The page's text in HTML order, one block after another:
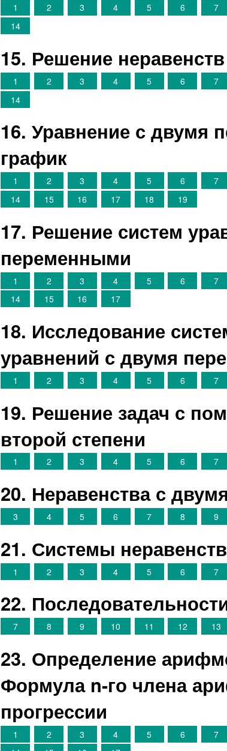
1 2 3 4 5 6 7
14
15. Решение
1 2 3 4 5 6 7
14
16. Уравнение с двумя
график
1 2 3 4 5 6 7
14
15 16 17 18 19
17. Решение систем
переменными
1 2 3 4 5 6 7
14
15 16 17
18. Исследование
уравнений с двумя
1 2 3 4 5 6 7
19. Решение задач с
второй степени
1 2 3 4 5 6 7
20. Неравенства с
3
4 5 6 7 8 9
21. Системы
1 2 3 4 5 6 7
22.
7
8 9 10 11 12 13
23. Определение
Формула n-го члена
прогрессии
1 2 3 4 5 6 7